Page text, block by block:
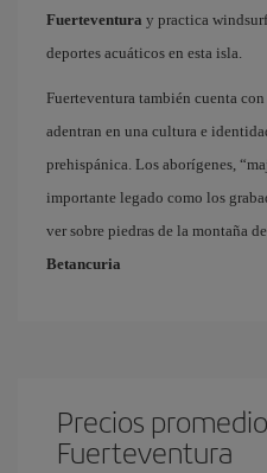
Fuerteventura y practica
deportes acuáticos en esta isla.
Fuerteventura también cuenta
adentran en una cultura e
prehispánica. Los aborígenes,
importante legado como los
ver sobre piedras de la montaña de
Betancuria
Precios
Fuerteventura